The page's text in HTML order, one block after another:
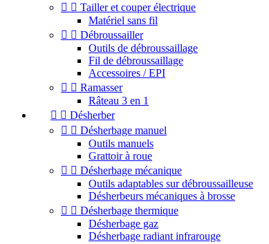
  Tailler et couper électrique
Matériel sans fil
  Débroussailler
Outils de débroussaillage
Fil de débroussaillage
Accessoires / EPI
  Ramasser
Râteau 3 en 1
  Désherber
  Désherbage manuel
Outils manuels
Grattoir à roue
  Désherbage mécanique
Outils adaptables sur débroussailleuse
Désherbeurs mécaniques à brosse
  Désherbage thermique
Désherbage gaz
Désherbage radiant infrarouge